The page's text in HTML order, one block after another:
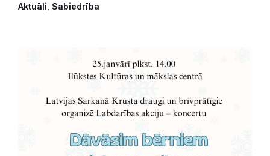
Aktuāli Sabiedrība